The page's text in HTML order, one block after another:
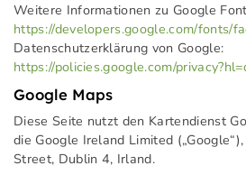
Weitere Informationen zu Google
https://developers.google.com/fonts/
Datenschutzerklärung von Google:
https://policies.google.com/
Google Maps
Diese Seite nutzt den Kartendienst
die Google Ireland Limited
Street, Dublin 4, Irland.